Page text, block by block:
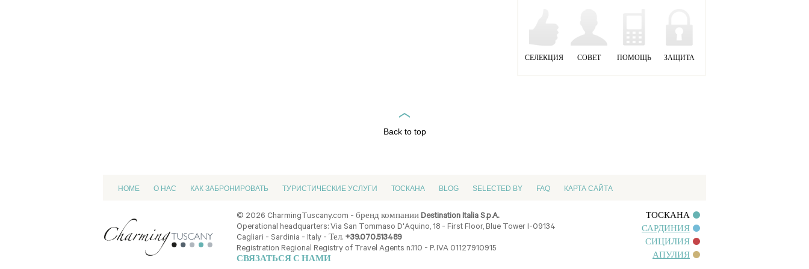
СЕЛЕКЦИЯ СОВЕТ ПОМОЩЬ ЗАЩИТА
Back to top
HOME О НАС КАК ЗАБРОНИРОВАТЬ ТУРИСТИЧЕСКИЕ УСЛУГИ ТОСКАНА BLOG SELECTED BY FAQ КАРТА САЙТА
© 2026 CharmingTuscany.com - бренд компанииDestination Italia S.p.A.
Operational headquarters: Via San Tommaso D'Aquino, 18 - First Floor, Blue Tower I-09134
Cagliari - Sardinia - Italy - Тел. +39.070.513489
Registration Regional Registry of Travel Agents n.110 - P. IVA 01127910915
СВЯЗАТЬСЯ С НАМИ
ТОСКАНА
САРДИНИЯ
СИЦИЛИЯ
АПУЛИЯ